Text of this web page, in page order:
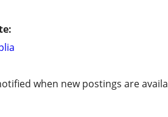
when new postings are